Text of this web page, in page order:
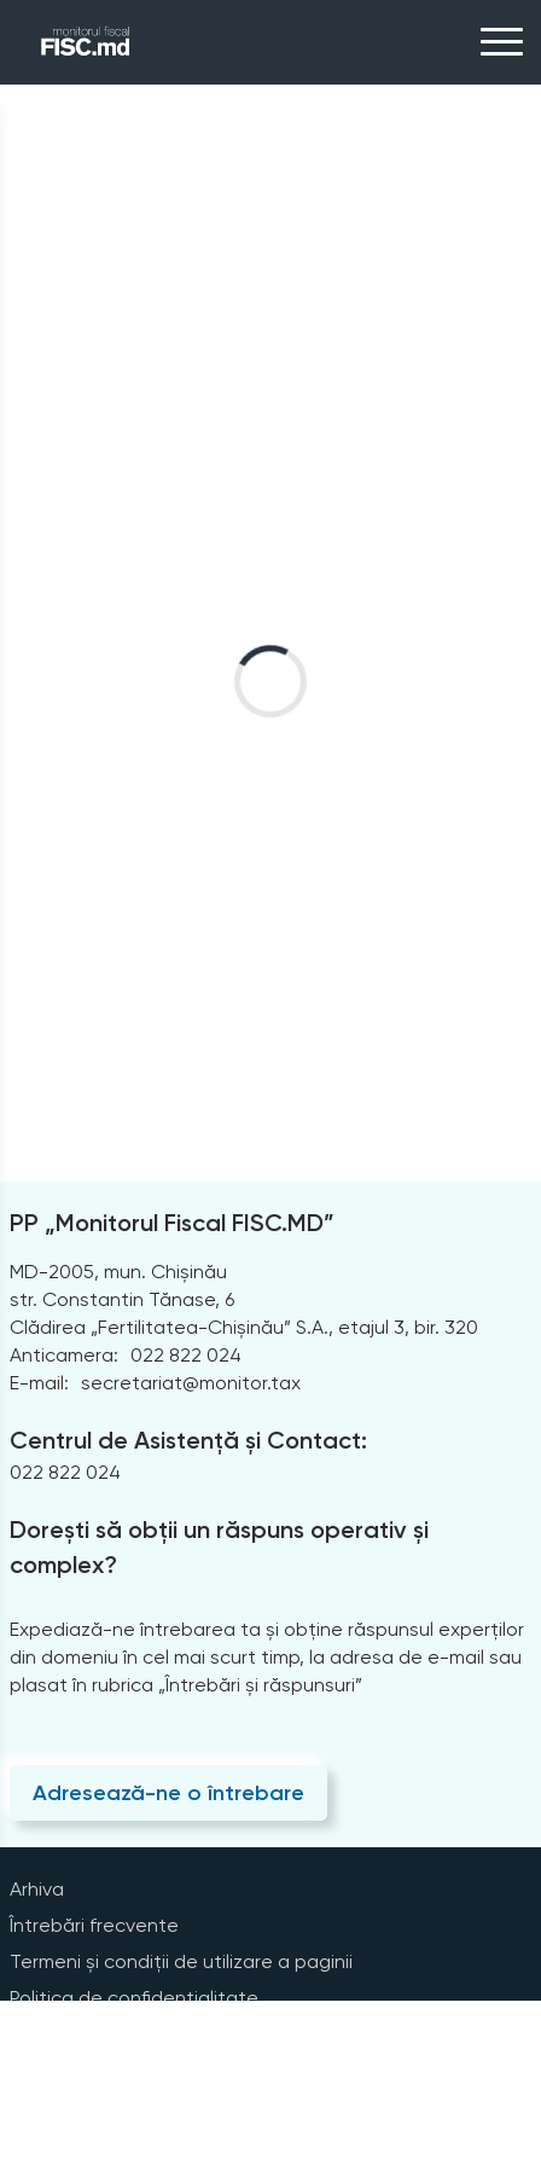
PP „Monitorul Fiscal FISC.MD”
MD-2005, mun. Chișinău
str. Constantin Tănase, 6
Clădirea „Fertilitatea-Chișinău” S.A., etajul 3, bir. 320
Anticamera:
022 822 024
E-mail: secretariat@monitor.tax
Centrul de Asistență și Contact:
022 822 024
Dorești să obții un răspuns operativ și
complex?
Expediază-ne întrebarea ta și obține răspunsul experților
din domeniu în cel mai scurt timp, la adresa de e-mail sau
plasat în rubrica „Întrebări și răspunsuri”
Adresează-ne o întrebare
Arhiva
Întrebări frecvente
Termeni și condiții de utilizare a paginii
Politica de confidențialitate